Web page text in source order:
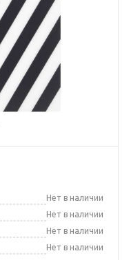
Нет в наличии
Нет в наличии
Нет в наличии
Нет в наличии